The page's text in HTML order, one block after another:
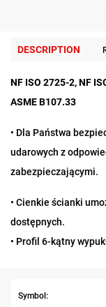
DESCRIPTION
NF ISO 2725-2, NF
ASME B107.33
• Dla Państwa
udarowych z
zabezpieczającymi.
• Cienkie ścianki
dostępnych.
• Profil 6-kątny
Symbol: